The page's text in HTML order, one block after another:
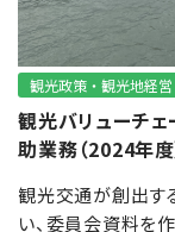
観光政策・観光地経営
観光バリューチ
助業務（2024年度
観光交通が創出す
い、委員会資料を作